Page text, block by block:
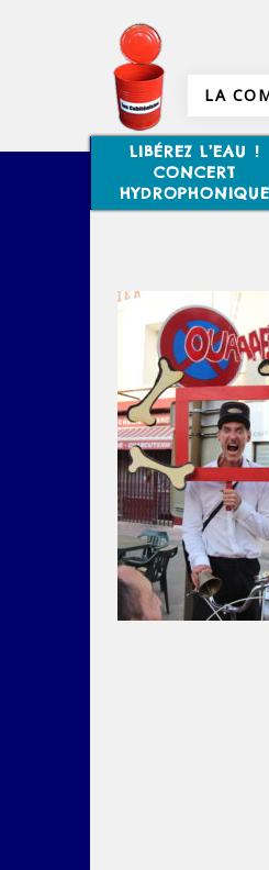
LA
LIBÉREZ L’EAU !
CONCERT
HYDROPHONIQUE